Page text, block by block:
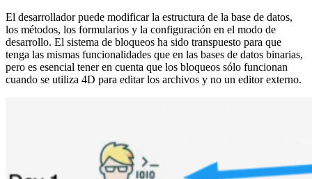
El desarrollador puede modificar la estructura de la base de datos,
los métodos, los formularios y la configuración en el modo de
desarrollo. El sistema de bloqueos ha sido transpuesto para que
tenga las mismas funcionalidades que en las bases de datos binarias,
pero es esencial tener en cuenta que los bloqueos sólo funcionan
cuando se utiliza 4D para editar los archivos y no un editor externo.